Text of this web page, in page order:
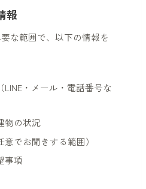
報
な範囲で、以下の情報を
LINE・メール・電話番号な
物の状況
でお聞きする範囲）
事項